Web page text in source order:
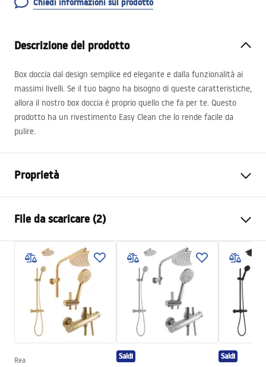
Chiedi informazioni sul prodotto
Descrizione del prodotto
Box doccia dal design semplice ed elegante e dalla funzionalità ai
massimi livelli. Se il tuo bagno ha bisogno di queste caratteristiche,
allora il nostro box doccia è proprio quello che fa per te. Questo
prodotto ha un rivestimento Easy Clean che lo rende facile da
pulire.
Proprietà
Colore
Tipo di cabina
D'angolo
Il colore del vetro
Trasparente 6mm
Modalità di apertura
Inclinabile
Atlas
Assemblaggio
Sul pavimento o piatto doccia
Altezza
2000
Direzione della cabina
File da scaricare (2)
Warunki bezpieczeństwa
WARUNKI BEZPIECZENSTWA KABINY DRZWI
PARAWANY.pdf
Instrukcja montażu
Instrukcja montażu kabiny Atlas.pdf
Rea Saldi Saldi